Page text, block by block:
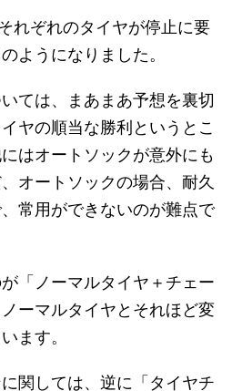
れぞれのタイヤが停止に要
ようになりました。
ては、まあまあ予想を裏切
ヤの順当な勝利というとこ
はオートソックが意外にも
オートソックの場合、耐久
常用ができないのが難点で
「ノーマルタイヤ＋チェー
ーマルタイヤとそれほど変
ます。
関しては、逆に「タイヤチ